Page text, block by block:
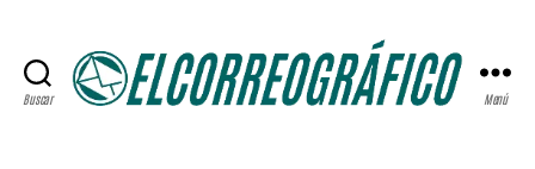
Buscar Menú